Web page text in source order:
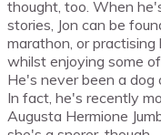
thought, too. When
stories, Jon can be
marathon, or
whilst enjoying some
He's never been a dog
In fact, he's recently
Augusta Hermione